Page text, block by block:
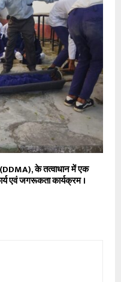
के तत्वाधान में एक
एवं जगरूकता कार्यक्रम ।